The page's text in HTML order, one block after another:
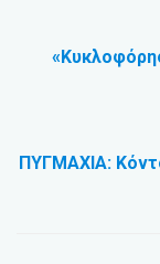
ΠΥΓΜΑΧΙΑ: